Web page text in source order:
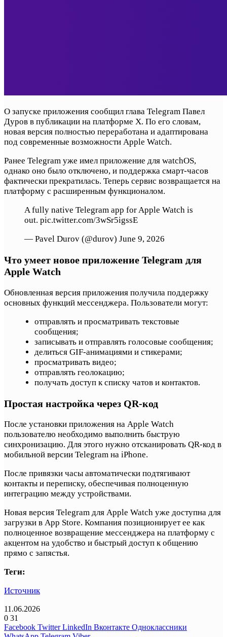
О запуске приложения сообщил глава Telegram Павел
Дуров в публикации на платформе X. По его словам,
новая версия полностью переработана и адаптирована
под современные возможности Apple Watch.
Ранее Telegram уже имел приложение для watchOS,
однако оно было отключено, и поддержка смарт-часов
фактически прекратилась. Теперь сервис возвращается на
платформу с расширенным функционалом.
A fully native Telegram app for Apple Watch is
out. pic.twitter.com/3wSr5igssE
— Pavel Durov (@durov) June 9, 2026
Что умеет новое приложение Telegram для
Apple Watch
Обновленная версия приложения получила поддержку
основных функций мессенджера. Пользователи могут:
отправлять и просматривать текстовые
сообщения;
записывать и отправлять голосовые сообщения;
делиться GIF-анимациями и стикерами;
просматривать видео;
отправлять геолокацию;
получать доступ к списку чатов и контактов.
Простая настройка через QR-код
После установки приложения на Apple Watch
пользователю необходимо выполнить быструю
синхронизацию. Для этого нужно отсканировать QR-код в
мобильной версии Telegram на iPhone.
После привязки часы автоматически подтягивают
контакты и переписку, обеспечивая полноценную
интеграцию между устройствами.
Новая версия Telegram для Apple Watch уже доступна для
загрузки в App Store. Компания позиционирует ее как
полноценное возвращение мессенджера на платформу с
акцентом на удобство и быстрый доступ к общению
прямо с запястья.
Теги:
Источник
11.06.2026
0 31
Facebook Twitter LinkedIn Вконтакте Одноклассники